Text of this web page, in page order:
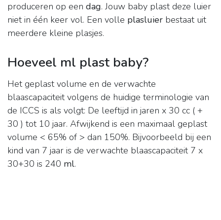
produceren op een dag. Jouw baby plast deze luier
niet in één keer vol. Een volle plasluier bestaat uit
meerdere kleine plasjes.
Hoeveel ml plast baby?
Het geplast volume en de verwachte
blaascapaciteit volgens de huidige terminologie van
de ICCS is als volgt: De leeftijd in jaren x 30 cc ( +
30 ) tot 10 jaar. Afwijkend is een maximaal geplast
volume < 65% of > dan 150%. Bijvoorbeeld bij een
kind van 7 jaar is de verwachte blaascapaciteit 7 x
30+30 is 240 ml.